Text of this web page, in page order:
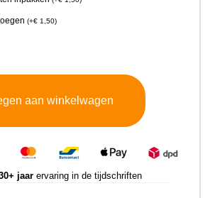
(+€ 1,50)
aan winkelwagen
jaarervaring in de tijdschriften